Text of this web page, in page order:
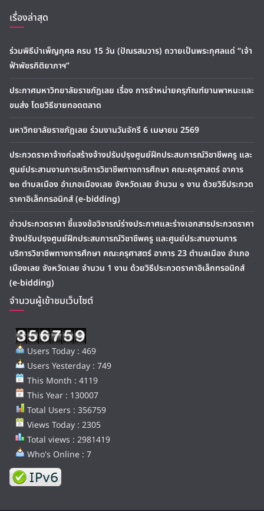
เรื่องล่าสุด
ร่วมพิธีบำเพ็ญกุศล ครบ 15 วัน (ปัณรสมวาร) ถวายเป็นพระกุศลแด่ “เจ้า
ฟ้าพัชรกิติยาภาฯ”
ประกาศมหาวิทยาลัยราชภัฏเลย เรื่อง การจำหน่ายครุภัณฑ์ยานพาหนะและ
ขนส่ง โดยวิธีขายทอดตลาด
มหาวิทยาลัยราชภัฏเลย ร่วมงานวันจักรี 6 เมษายน 2569
ประกวดราคาจ้างก่อสร้างจ้างปรับปรุงศูนย์ฝึกประสบการณ์วิชาชีพครู และ
ศูนย์ประสานงานการบริการวิชาชีพทางการศึกษา คณะครุศาสตร์ อาคาร
๒๓ ตำบลเมือง อำเภอเมืองเลย จังหวัดเลย จำนวน ๑ งาน ด้วยวิธีประกวด
ราคาอิเล็กทรอนิกส์ (e-bidding)
ข่าวประกวดราคา ชี้แจงข้อวิจารณ์ร่างประกาศและร่างเอกสารประกวดราคา
จ้างปรับปรุงศูนย์ฝึกประสบการณ์วิชาชีพครู และศูนย์ประสานงานการ
บริการวิชาชีพทางการศึกษา คณะครุศาสตร์ อาคาร 23 ตำบลเมือง อำเภอ
เมืองเลย จังหวัดเลย จำนวน 1 งาน ด้วยวิธีประกวดราคาอิเล็กทรอนิกส์
(e-bidding)
จำนวนผู้เข้าชมเว็บไซต์
Users Today : 469
Users Yesterday : 749
This Month : 4119
This Year : 130007
Total Users : 356759
Views Today : 2305
Total views : 2981419
Who's Online : 7